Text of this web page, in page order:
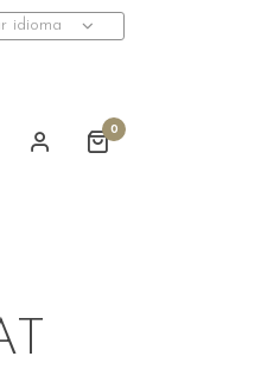
idioma
0